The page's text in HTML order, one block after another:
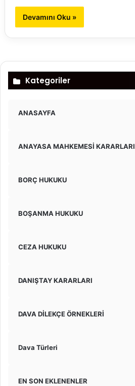
Devamını Oku »
Kategoriler
ANASAYFA
ANAYASA MAHKEMESİ KARARLARI
BORÇ HUKUKU
BOŞANMA HUKUKU
CEZA HUKUKU
DANIŞTAY KARARLARI
DAVA DİLEKÇE ÖRNEKLERİ
Dava Türleri
EN SON EKLENENLER